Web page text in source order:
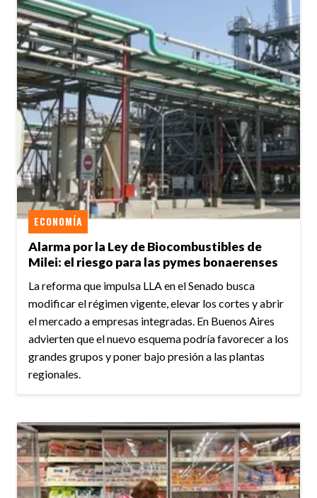
Alarma por la Ley de Biocombustibles de
Milei: el riesgo para las pymes bonaerenses
ECONOMÍA
La reforma que impulsa LLA en el Senado busca
modificar el régimen vigente, elevar los cortes y abrir
el mercado a empresas integradas. En Buenos Aires
advierten que el nuevo esquema podría favorecer a los
grandes grupos y poner bajo presión a las plantas
regionales.